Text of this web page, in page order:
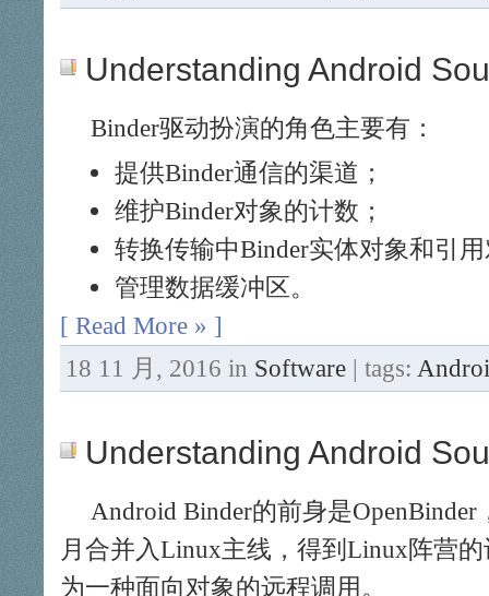
Understanding Android
Binder驱动扮演的角色主要有：
提供Binder通信的渠道；
维护Binder对象的计数；
转换传输中Binder实体对象和引
管理数据缓冲区。
[ Read More » ]
18 11 月, 2016 in Software | tags:
Understanding Android
Android Binder的前身是OpenBinder
月合并入Linux主线，得到Linux阵营
为一种面向对象的远程调用。